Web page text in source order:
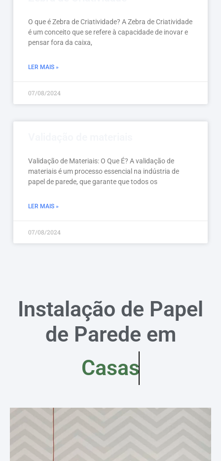
O que é Zebra de Criatividade? A Zebra de Criatividade
é um conceito que se refere à capacidade de inovar e
pensar fora da caixa,
LER MAIS »
07/08/2024
Validação de Materiais: O Que É? A validação de
materiais é um processo essencial na indústria de
papel de parede, que garante que todos os
LER MAIS »
07/08/2024
Instalação de Papel
de Parede em
Casas